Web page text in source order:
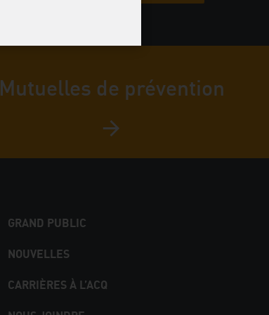
Mutuelles de prévention
GRAND PUBLIC
NOUVELLES
CARRIÈRES À L’ACQ